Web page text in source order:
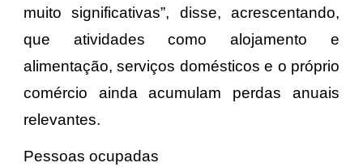
muito significativas”, disse, acrescentando,
que atividades como alojamento e
alimentação, serviços domésticos e o próprio
comércio ainda acumulam perdas anuais
relevantes.
Pessoas ocupadas